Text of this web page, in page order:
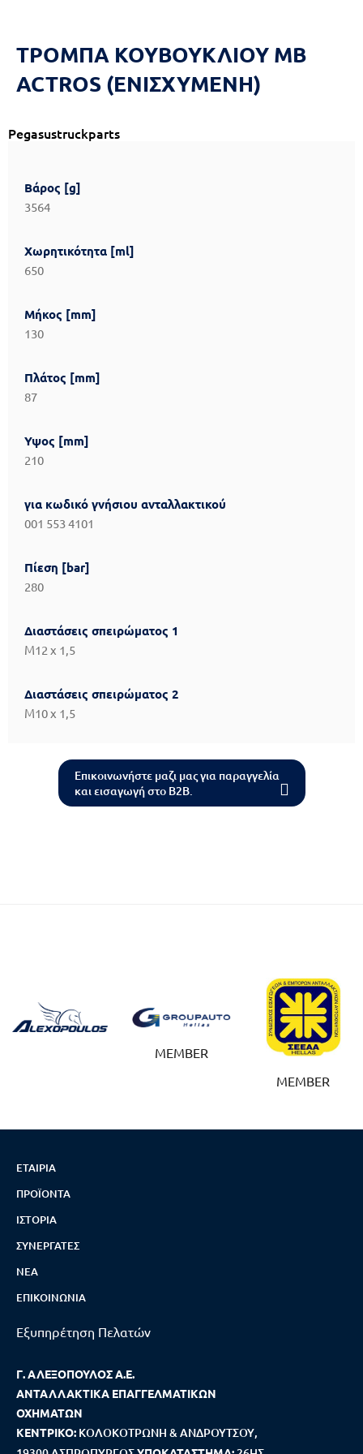
ΤΡΟΜΠΑ ΚΟΥΒΟΥΚΛΙΟΥ ΜΒ
ACTROS (ΕΝΙΣΧΥΜΕΝΗ)
Pegasustruckparts
Βάρος [g]
3564
Χωρητικότητα [ml]
650
Μήκος [mm]
130
Πλάτος [mm]
87
Υψος [mm]
210
για κωδικό γνήσιου ανταλλακτικού
001 553 4101
Πίεση [bar]
280
Διαστάσεις σπειρώματος 1
M12 x 1,5
Διαστάσεις σπειρώματος 2
M10 x 1,5
Επικοινωνήστε μαζι μας για παραγγελία
και εισαγωγή στο B2B.
MEMBER
MEMBER
ΕΤΑΙΡΊΑ
ΠΡΟΪΌΝΤΑ
ΙΣΤΟΡΊΑ
ΣΥΝΕΡΓΆΤΕΣ
ΝΈΑ
ΕΠΙΚΟΙΝΩΝΊΑ
Εξυπηρέτηση Πελατών
Γ. ΑΛΕΞΟΠΟΥΛΟΣ Α.Ε.
ΑΝΤΑΛΛΑΚΤΙΚΑ ΕΠΑΓΓΕΛΜΑΤΙΚΩΝ
ΟΧΗΜΑΤΩΝ
ΚΕΝΤΡΙΚΟ: ΚΟΛΟΚΟΤΡΩΝΗ & ΑΝΔΡΟΥΤΣΟΥ,
options